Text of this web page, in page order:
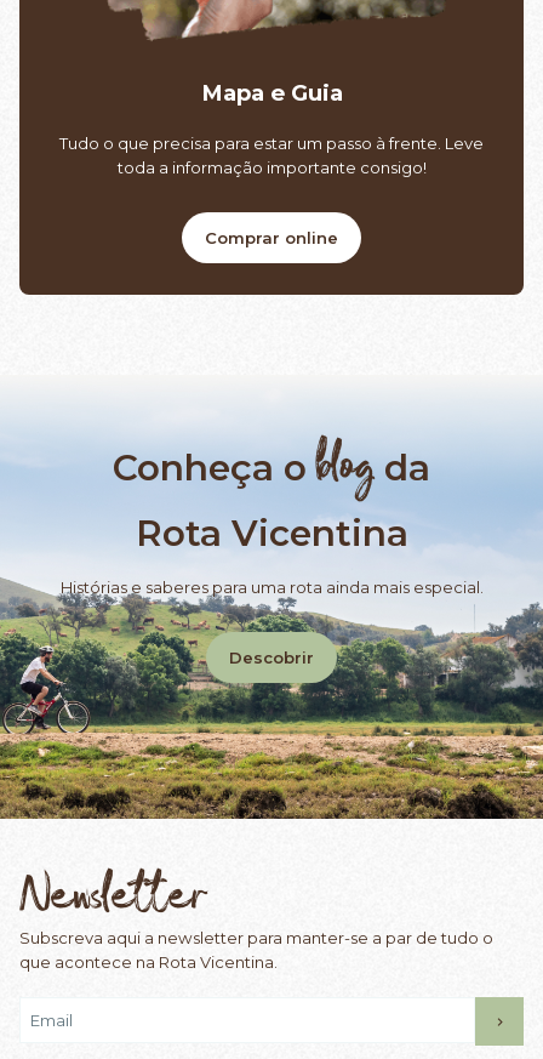
Mapa e Guia
Tudo o que precisa para estar um passo à frente. Leve
toda a informação importante consigo!
Comprar online
Conheça oblogda
Rota Vicentina
Histórias e saberes para uma rota ainda mais especial.
Descobrir
Newsletter
Subscreva aqui a newsletter para manter-se a par de tudo o
que acontece na Rota Vicentina.